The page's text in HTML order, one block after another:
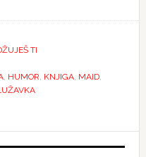
TI
, HUMOR KNJIGA, MAID,